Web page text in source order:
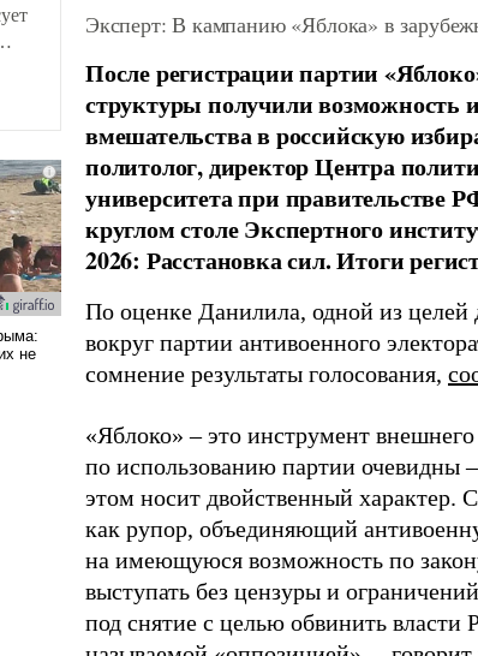
Эксперт: В кампанию «Яблока» в
После регистрации партии
структуры получили возможность
вмешательства в российскую
политолог, директор Центра
университета при
круглом столе Экспертного
2026: Расстановка сил. Итоги
По оценке Данилила, одной из целей
вокруг партии антивоенного
сомнение результаты голосования,
«Яблоко» – это инструмент
по использованию партии очевидны
этом носит двойственный характер.
как рупор, объединяющий
на имеющуюся возможность по
выступать без цензуры и
под снятие с целью обвинить власти